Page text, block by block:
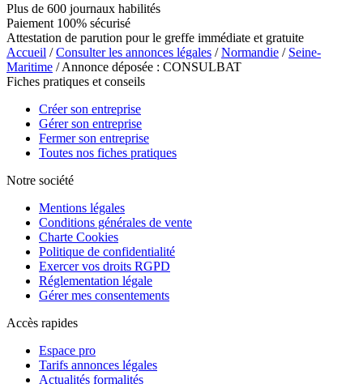
Plus de 600 journaux habilités
Paiement 100% sécurisé
Attestation de parution pour le greffe immédiate et gratuite
Accueil /Consulter les annonces légales /Normandie / Seine-
Maritime / Annonce déposée : CONSULBAT
Fiches pratiques et conseils
Créer son entreprise
Gérer son entreprise
Fermer son entreprise
Toutes nos fiches pratiques
Notre société
Mentions légales
Conditions générales de vente
Charte Cookies
Politique de confidentialité
Exercer vos droits RGPD
Réglementation légale
Gérer mes consentements
Accès rapides
Espace pro
Tarifs annonces légales
Actualités formalités